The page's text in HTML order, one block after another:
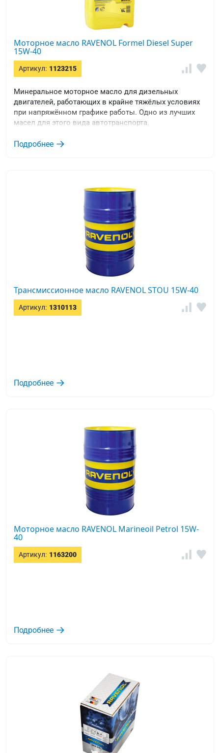
Моторное масло RAVENOL Formel Diesel Super
15W-40
Артикул: 1123215
Минеральное моторное масло для дизельных
двигателей, работающих в крайне тяжёлых условиях
при напряжённом графике работы. Одно из лучших
масел для этого вида автотранспорта.
Подробнее
Трансмиссионное масло RAVENOL STOU 15W-40
Артикул: 1310113
Подробнее
Моторное масло RAVENOL Marineoil Petrol 15W-
40
Артикул: 1163200
Подробнее